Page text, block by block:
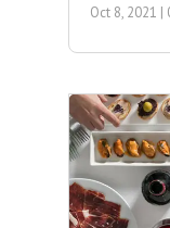
Oct 8, 2021 |